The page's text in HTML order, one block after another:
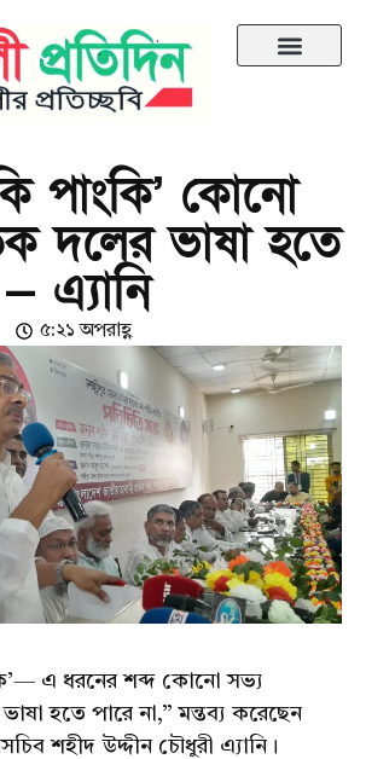
পাংকি’ কোনো
দলের ভাষা হতে
এ্যানি
৫:২১ অপরাহ্ণ
এ ধরনের শব্দ কোনো সভ্য
হতে পারে না,” মন্তব্য করেছেন
শহীদ উদ্দীন চৌধুরী এ্যানি।